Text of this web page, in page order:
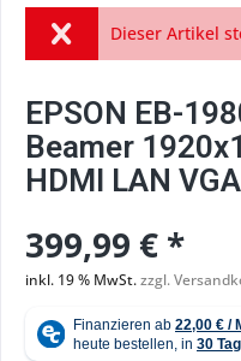
Dieser Artikel
EPSON EB-
Beamer
HDMI LAN
399,99 € *
inkl. 19 % MwSt.zzgl.